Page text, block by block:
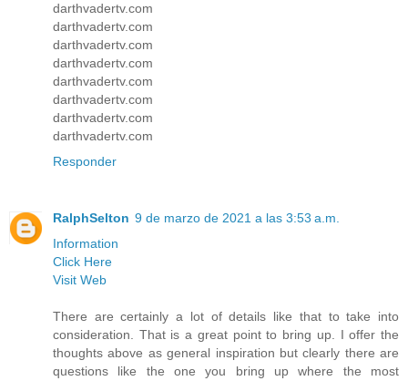
darthvadertv.com
darthvadertv.com
darthvadertv.com
darthvadertv.com
darthvadertv.com
darthvadertv.com
darthvadertv.com
darthvadertv.com
Responder
RalphSelton 9 de marzo de 2021 a las 3:53 a.m.
Information
Click Here
Visit Web
There are certainly a lot of details like that to take into
consideration. That is a great point to bring up. I offer the
thoughts above as general inspiration but clearly there are
questions like the one you bring up where the most